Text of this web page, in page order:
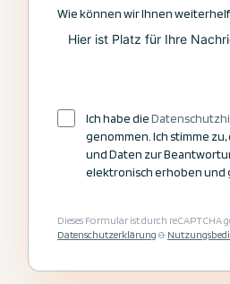
Wie können wir Ihnen
Ich habe die
genommen. Ich stimme
und Daten zur
elektronisch erhoben und
Dieses Formular ist durch reCAPTCHA
Datenschutzerklärung &